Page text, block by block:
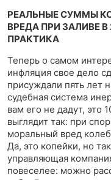
РЕАЛЬНЫЕ СУММЫ
ВРЕДА ПРИ ЗАЛИВЕ
ПРАКТИКА
Теперь о самом
инфляция свое дело
присуждали пять лет
судебная система
вам его не дадут, это
выглядит так: при
моральный вред
Да, это копейки, но
управляющая
повеселее: можно